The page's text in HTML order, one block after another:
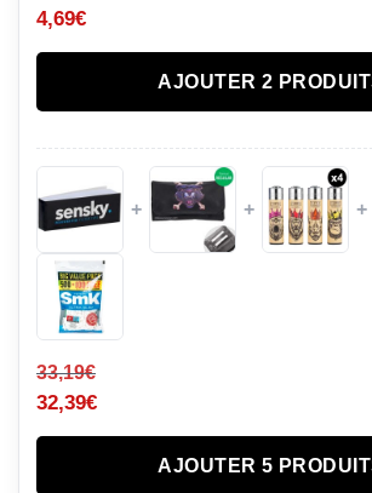
4,69€
AJOUTER 2
+ + +
33,19€
32,39€
AJOUTER 5